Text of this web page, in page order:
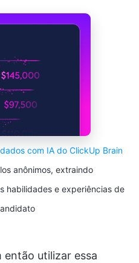
com IA do ClickUp Brain
anônimos, extraindo
habilidades e experiências de
então utilizar essa